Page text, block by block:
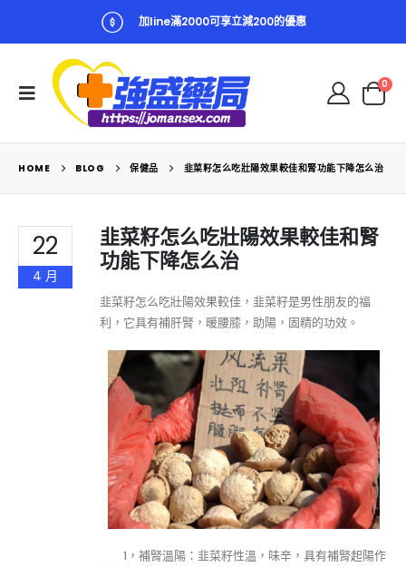
加line滿2000可享立減200的優惠
0
HOME BLOG 保健品 韭菜籽怎么吃壯陽效果較佳和腎功能下降怎么治
22
4 月
韭菜籽怎么吃壯陽效果較佳和腎
功能下降怎么治
韭菜籽怎么吃壯陽效果較佳，韭菜籽是男性朋友的福
利，它具有補肝腎，暖腰膝，助陽，固精的功效。
1，補腎溫陽：韭菜籽性溫，味辛，具有補腎起陽作